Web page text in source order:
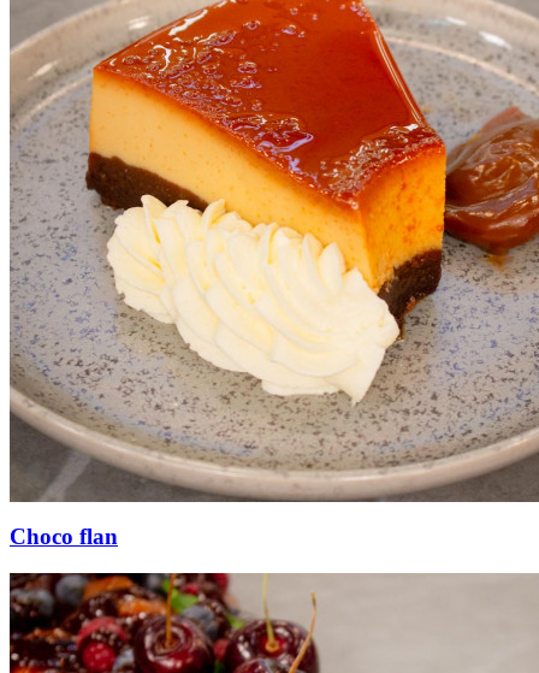
Choco flan